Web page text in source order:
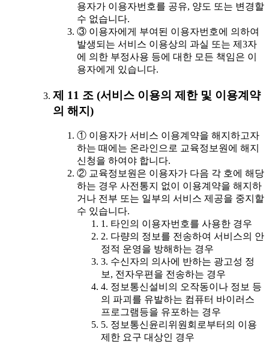
용자가 이용자번호를 공유, 양도 또는 변경할
수 없습니다.
③ 이용자에게 부여된 이용자번호에 의하여
발생되는 서비스 이용상의 과실 또는 제3자
에 의한 부정사용 등에 대한 모든 책임은 이
용자에게 있습니다.
제 11 조 (서비스 이용의 제한 및 이용계약
의 해지)
① 이용자가 서비스 이용계약을 해지하고자
하는 때에는 온라인으로 교육정보원에 해지
신청을 하여야 합니다.
② 교육정보원은 이용자가 다음 각 호에 해당
하는 경우 사전통지 없이 이용계약을 해지하
거나 전부 또는 일부의 서비스 제공을 중지할
수 있습니다.
1. 타인의 이용자번호를 사용한 경우
2. 다량의 정보를 전송하여 서비스의 안
정적 운영을 방해하는 경우
3. 수신자의 의사에 반하는 광고성 정
보, 전자우편을 전송하는 경우
4. 정보통신설비의 오작동이나 정보 등
의 파괴를 유발하는 컴퓨터 바이러스
프로그램등을 유포하는 경우
5. 정보통신윤리위원회로부터의 이용
제한 요구 대상인 경우